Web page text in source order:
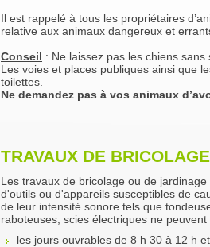
Il est rappelé à tous les propriétaires
relative aux animaux dangereux et
Conseil : Ne laissez pas les chiens sans
Les voies et places publiques ainsi que
toilettes.
Ne demandez pas à vos animaux
TRAVAUX DE
Les travaux de bricolage ou de
d'outils ou d'appareils susceptibles de
de leur intensité sonore tels que
raboteuses, scies électriques ne
les jours ouvrables de 8 h 30 à 12 h